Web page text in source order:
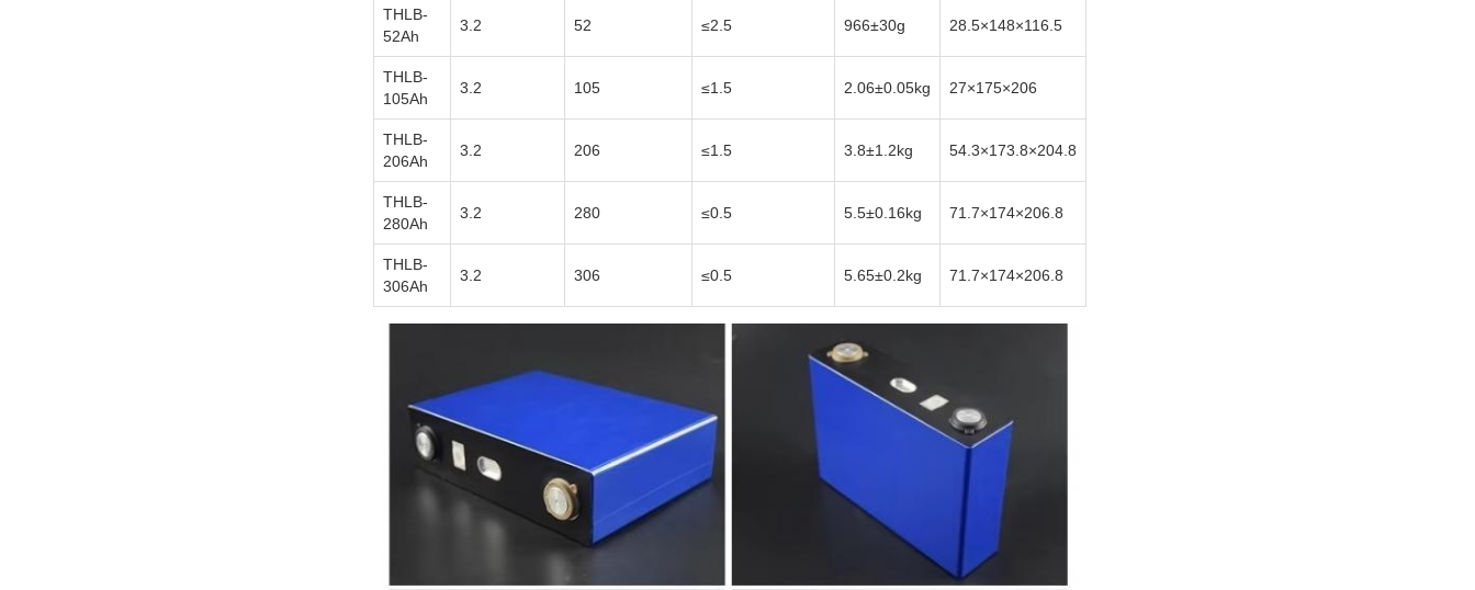
THLB-
52Ah
3.2 52 ≤2.5 966±30g 28.5×148×116.5
THLB-
105Ah
3.2 105 ≤1.5 2.06±0.05kg 27×175×206
THLB-
206Ah
3.2 206 ≤1.5 3.8±1.2kg 54.3×173.8×204.8
THLB-
280Ah
3.2 280 ≤0.5 5.5±0.16kg 71.7×174×206.8
THLB-
306Ah
3.2 306 ≤0.5 5.65±0.2kg 71.7×174×206.8